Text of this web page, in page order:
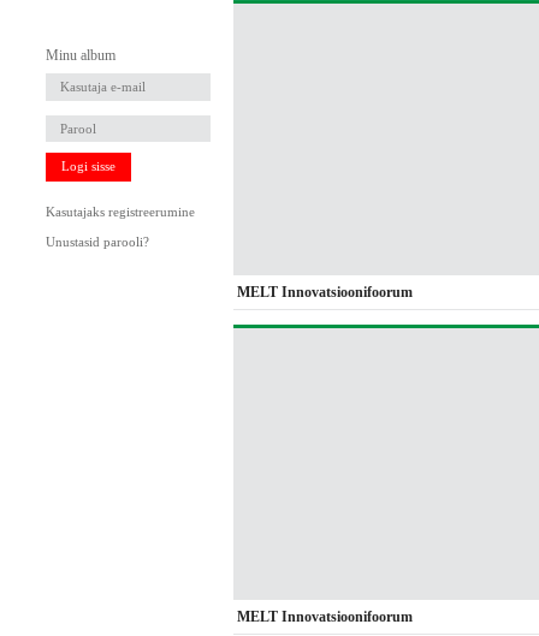
Minu album
Logi sisse
Kasutajaks registreerumine
Unustasid parooli?
MELT Innovatsioonifoorum
MELT Innovatsioonifoorum